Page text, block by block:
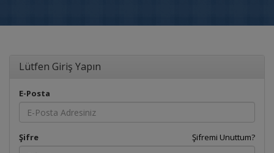
Lütfen Giriş Yapın
E-Posta
Şifremi Unuttum?
Şifre